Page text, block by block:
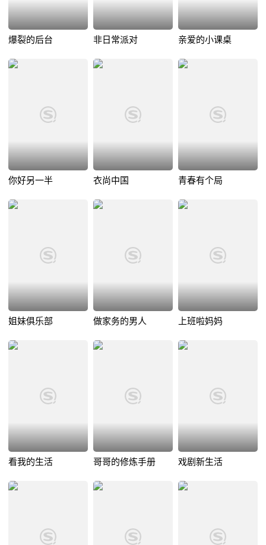
爆裂的后台 非日常派对 亲爱的小课桌
你好另一半 衣尚中国 青春有个局
姐妹俱乐部 做家务的男人 上班啦妈妈
看我的生活 哥哥的修炼手册 戏剧新生活